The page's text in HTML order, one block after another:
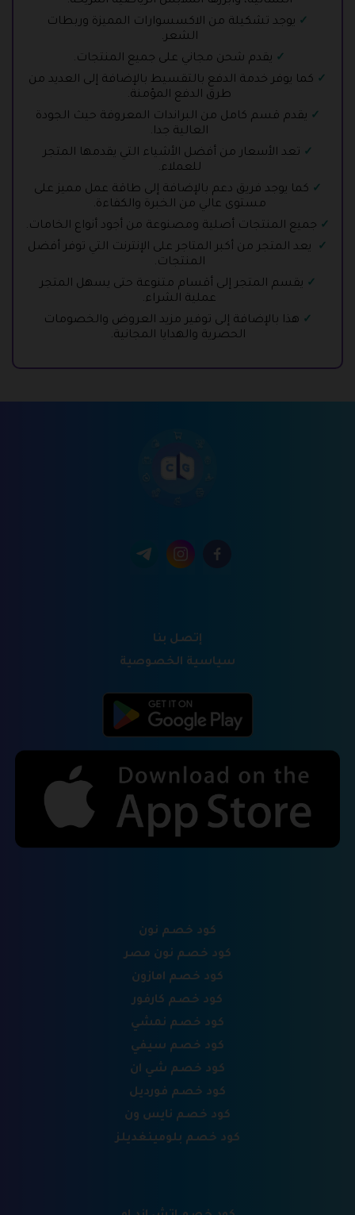
يوجد تشكيلة من الاكسسوارات المميزة وربطات
الشعر.
يقدم شحن مجاني على جميع المنتجات.
كما يوفر خدمة الدفع بالتقسيط بالإضافة إلى العديد من
طرق الدفع المؤمنة.
يقدم قسم كامل من البراندات المعروفة حيث الجودة
العالية جدا.
تعد الأسعار من أفضل الأشياء التي يقدمها المتجر
للعملاء.
كما يوجد فريق دعم بالإضافة إلى طاقة عمل مميز على
مستوى عالي من الخبرة والكفاءة.
جميع المنتجات أصلية ومصنوعة من أجود أنواع الخامات.
يعد المتجر من أكبر المتاجر على الإنترنت التي توفر أفضل
المنتجات.
يقسم المتجر إلى أقسام متنوعة حتى يسهل المتجر
عملية الشراء.
هذا بالإضافة إلى توفير مزيد العروض والخصومات
الحصرية والهدايا المجانية.
إتصل بنا
سياسية الخصوصية
كود خصم نون
كود خصم نون مصر
كود خصم امازون
كود خصم كارفور
كود خصم نمشي
كود خصم سيفي
كود خصم شي ان
كود خصم فورديل
كود خصم نايس ون
كود خصم بلومينغديلز